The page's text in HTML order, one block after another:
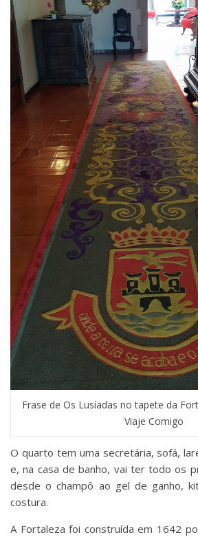
Frase de Os Lusíadas no tapete da
Viaje Comigo
O quarto tem uma secretária, sofá,
e, na casa de banho, vai ter todo os
desde o champô ao gel de ganho,
costura.
A Fortaleza foi construída em 1642